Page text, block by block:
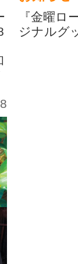
『金曜ロ
ジナルグ